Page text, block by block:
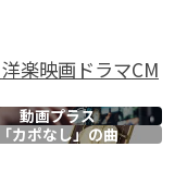
洋楽映画ドラマCM
動画プラス
「カポなし」の曲